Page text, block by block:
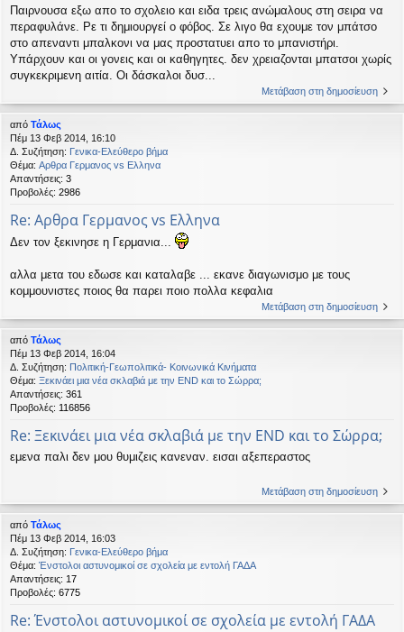
Παιρνουσα εξω απο το σχολειο και ειδα τρεις ανώμαλους στη σειρα να
περαφυλάνε. Ρε τι δημιουργεί ο φόβος. Σε λιγο θα εχουμε τον μπάτσο
στο απεναντι μπαλκονι να μας προστατυει απο το μπανιστήρι.
Υπάρχουν και οι γονεις και οι καθηγητες. δεν χρειαζονται μπατσοι χωρίς
συγκεκριμενη αιτία. Οι δάσκαλοι δυσ...
Μετάβαση στη δημοσίευση
από Τάλως
Πέμ 13 Φεβ 2014, 16:10
Δ. Συζήτηση: Γενικα-Ελεύθερο βήμα
Θέμα: Αρθρα Γερμανος vs Ελληνα
Απαντήσεις: 3
Προβολές: 2986
Re: Αρθρα Γερμανος vs Ελληνα
Δεν τον ξεκινησε η Γερμανια...
αλλα μετα του εδωσε και καταλαβε ... εκανε διαγωνισμο με τους
κομμουνιστες ποιος θα παρει ποιο πολλα κεφαλια
Μετάβαση στη δημοσίευση
από Τάλως
Πέμ 13 Φεβ 2014, 16:04
Δ. Συζήτηση: Πολιτική-Γεωπολιτικά- Κοινωνικά Κινήματα
Θέμα: Ξεκινάει μια νέα σκλαβιά με την END και το Σώρρα;
Απαντήσεις: 361
Προβολές: 116856
Re: Ξεκινάει μια νέα σκλαβιά με την END και το Σώρρα;
εμενα παλι δεν μου θυμιζεις κανεναν. εισαι αξεπεραστος
Μετάβαση στη δημοσίευση
από Τάλως
Πέμ 13 Φεβ 2014, 16:03
Δ. Συζήτηση: Γενικα-Ελεύθερο βήμα
Θέμα: Ένστολοι αστυνομικοί σε σχολεία με εντολή ΓΑΔΑ
Απαντήσεις: 17
Προβολές: 6775
Re: Ένστολοι αστυνομικοί σε σχολεία με εντολή ΓΑΔΑ